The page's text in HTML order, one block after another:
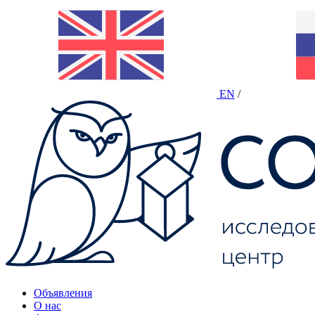
EN /
Объявления
О нас